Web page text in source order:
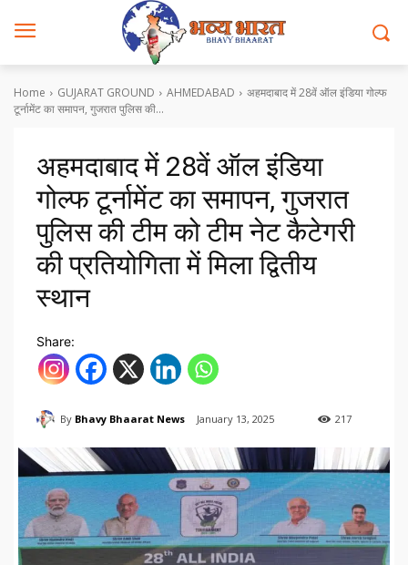
Home GUJARAT GROUND AHMEDABAD
अहमदाबाद में 28वें ऑल इंडिया गोल्फ
टूर्नामेंट का समापन, गुजरात पुलिस की...
अहमदाबाद में 28वें ऑल इंडिया
गोल्फ टूर्नामेंट का समापन, गुजरात
पुलिस की टीम को टीम नेट कैटेगरी
की प्रतियोगिता में मिला द्वितीय
स्थान
Share:
By Bhavy Bhaarat News January 13, 2025 217